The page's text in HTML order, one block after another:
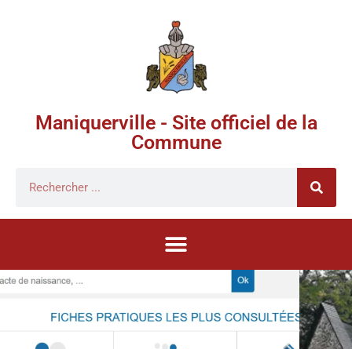
Maniquerville - Site officiel de la
Commune